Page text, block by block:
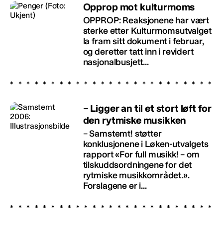
Opprop mot kulturmoms
OPPROP: Reaksjonene har vært
sterke etter Kulturmomsutvalget
la fram sitt dokument i februar,
og deretter tatt inn i revidert
nasjonalbusjett...
– Ligger an til et stort løft for
den rytmiske musikken
– Samstemt! støtter
konklusjonene i Løken-utvalgets
rapport «For full musikk! – om
tilskuddsordningene for det
rytmiske musikkområdet.».
Forslagene er i...